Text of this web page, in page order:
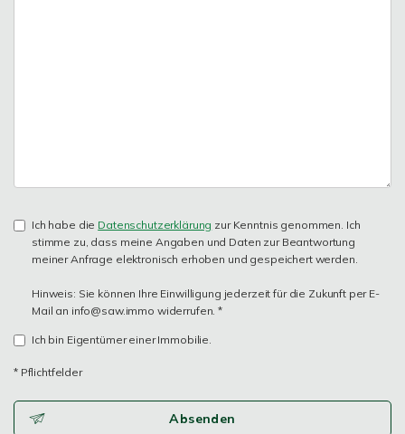
Ich habe die Datenschutzerklärung zur Kenntnis genommen. Ich
stimme zu, dass meine Angaben und Daten zur Beantwortung
meiner Anfrage elektronisch erhoben und gespeichert werden.
Hinweis: Sie können Ihre Einwilligung jederzeit für die Zukunft per E-
Mail an info@saw.immo widerrufen. *
Ich bin Eigentümer einer Immobilie.
* Pflichtfelder
Absenden